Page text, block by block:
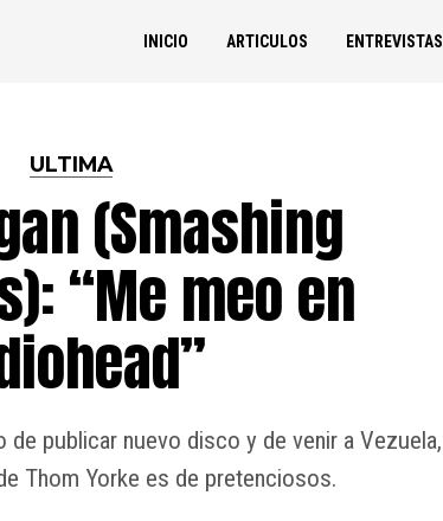
INICIO ARTICULOS ENTREVISTAS
ULTIMA
(Smashing
“Me meo en
de publicar nuevo disco y de venir a Vezuela,
Thom Yorke es de pretenciosos.